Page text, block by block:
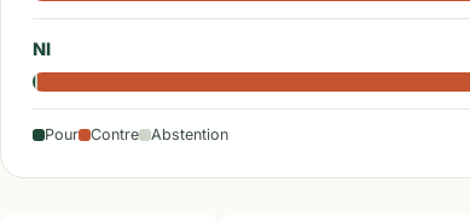
NI
Pour Contre Abstention